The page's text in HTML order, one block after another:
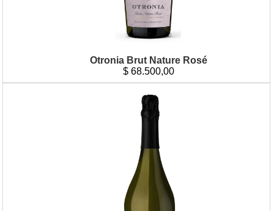
Otronia Brut Nature Rosé
$ 68.500,00